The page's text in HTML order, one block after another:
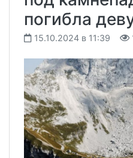
погибла
15.10.2024 в 11:39